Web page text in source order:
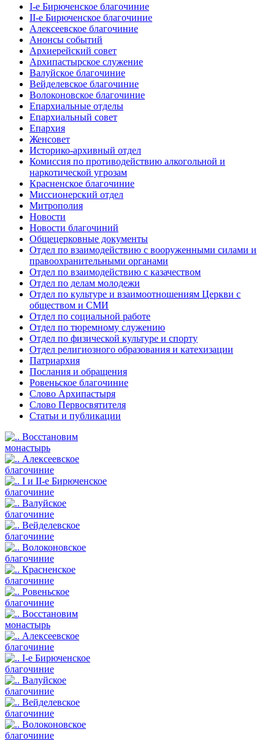
I-е Бирюченское благочиние
II-е Бирюченское благочиние
Алексеевское благочиние
Анонсы событий
Архиерейский совет
Архипастырское служение
Валуйское благочиние
Вейделевское благочиние
Волоконовское благочиние
Епархиальные отделы
Епархиальный совет
Епархия
Женсовет
Историко-архивный отдел
Комиссия по противодействию алкогольной и
наркотической угрозам
Красненское благочиние
Миссионерский отдел
Митрополия
Новости
Новости благочиний
Общецерковные документы
Отдел по взаимодействию с вооруженными силами и
правоохранительными органами
Отдел по взаимодействию с казачеством
Отдел по делам молодежи
Отдел по культуре и взаимоотношениям Церкви с
обществом и СМИ
Отдел по социальной работе
Отдел по тюремному служению
Отдел по физической культуре и спорту
Отдел религиозного образования и катехизации
Патриархия
Послания и обращения
Ровеньское благочиние
Слово Архипастыря
Слово Первосвятителя
Статьи и публикации
Восстановим
монастырь
Алексеевское
благочиние
I и II-е Бирюченское
благочиние
Валуйское
благочиние
Вейделевское
благочиние
Волоконовское
благочиние
Красненское
благочиние
Ровеньское
благочиние
Восстановим
монастырь
Алексеевское
благочиние
I-е Бирюченское
благочиние
Валуйское
благочиние
Вейделевское
благочиние
Волоконовское
благочиние